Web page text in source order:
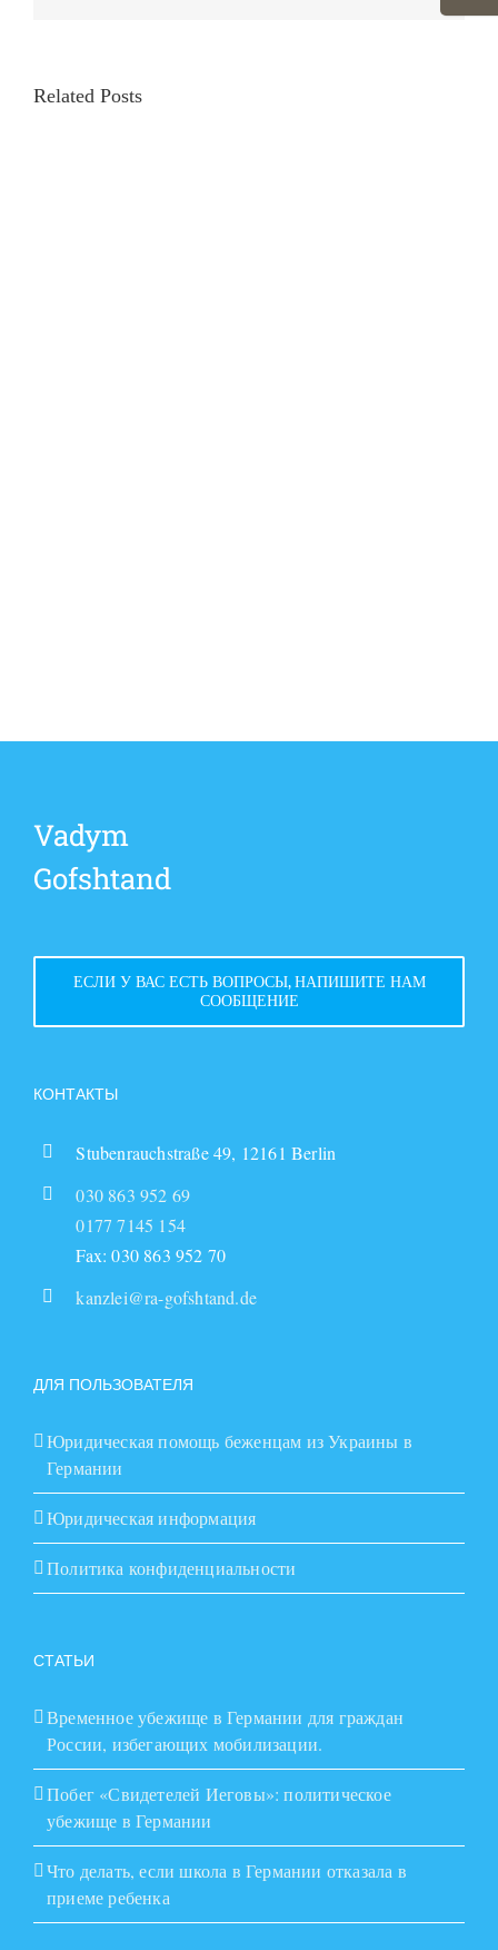
Related Posts
Vadym
Gofshtand
ЕСЛИ У ВАС ЕСТЬ ВОПРОСЫ, НАПИШИТЕ НАМ
СООБЩЕНИЕ
КОНТАКТЫ
Stubenrauchstraße 49, 12161 Berlin
030 863 952 69
0177 7145 154
Fax: 030 863 952 70
kanzlei@ra-gofshtand.de
ДЛЯ ПОЛЬЗОВАТЕЛЯ
Юридическая помощь беженцам из Украины в
Германии
Юридическая информация
Политика конфиденциальности
СТАТЬИ
Временное убежище в Германии для граждан
России, избегающих мобилизации.
Побег «Свидетелей Иеговы»: политическое
убежище в Германии
Что делать, если школа в Германии отказала в
приеме ребенка